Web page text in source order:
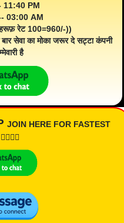
11:40 PM
03:00 AM
रेट 100=960/-))
सेवा का मोका जरूर दे सट्टा कंपनी
है
JOIN HERE FOR FASTEST